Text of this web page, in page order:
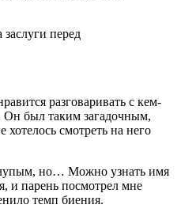
перед
разговаривать с кем-
был таким загадочным,
смотреть на него
но… Можно узнать имя
и парень посмотрел мне
темп биения.